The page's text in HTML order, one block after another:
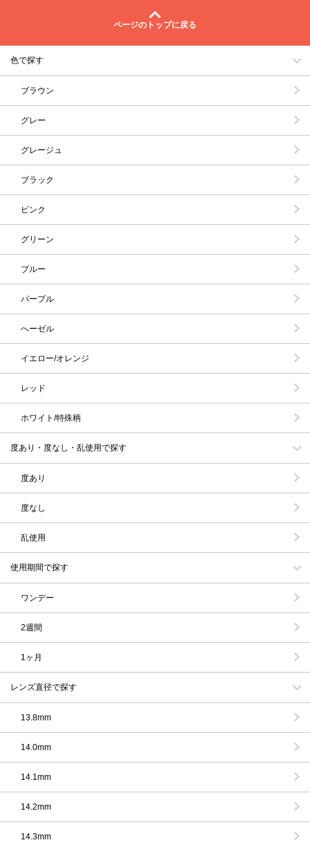
ページのトップに戻る
色で探す
ブラウン
グレー
グレージュ
ブラック
ピンク
グリーン
ブルー
パープル
へーゼル
イエロー/オレンジ
レッド
ホワイト/特殊柄
度あり・度なし・乱使用で探す
度あり
度なし
乱使用
使用期間で探す
ワンデー
2週間
1ヶ月
レンズ直径で探す
13.8mm
14.0mm
14.1mm
14.2mm
14.3mm